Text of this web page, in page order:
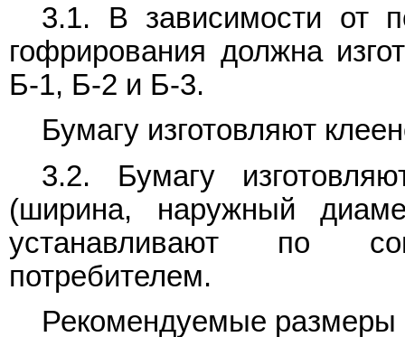
3.1. В зависимости от
гофрирования должна
Б-1, Б-2 и Б-3.
Бумагу изготовляют
3.2. Бумагу
(ширина, наружный
устанавливают по
потребителем.
Рекомендуемые размеры